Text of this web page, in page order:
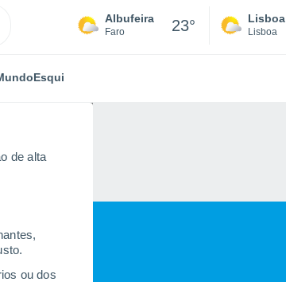
de alta
ou dos
Albufeira
Faro 23° Lisboa
Lisboa
Esqui